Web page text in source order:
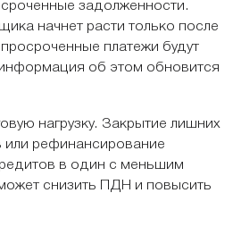
задолженности.
начнет расти только после
платежи будут
об этом обновится
нагрузку. Закрытие лишних
или рефинансирование
в один с меньшим
снизить ПДН и повысить